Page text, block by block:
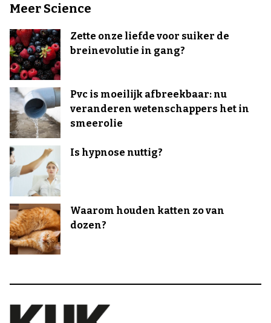
Meer Science
Zette onze liefde voor suiker de
breinevolutie in gang?
Pvc is moeilijk afbreekbaar: nu
veranderen wetenschappers het in
smeerolie
Is hypnose nuttig?
Waarom houden katten zo van
dozen?